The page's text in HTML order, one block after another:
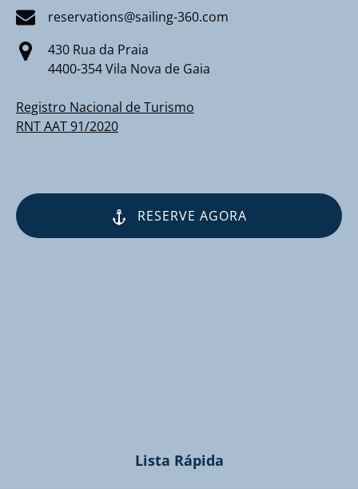
reservations@sailing-360.com
430 Rua da Praia
4400-354 Vila Nova de Gaia
Registro Nacional de Turismo
RNT AAT 91/2020
RESERVE AGORA
Lista Rápida